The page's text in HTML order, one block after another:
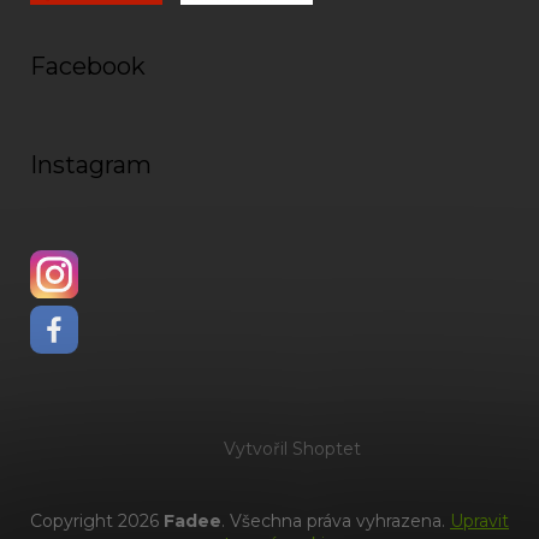
Facebook
Instagram
Vytvořil Shoptet
Copyright 2026 Fadee. Všechna práva vyhrazena. Upravit